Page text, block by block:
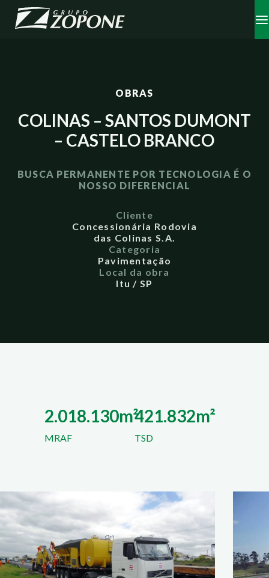
OBRAS
COLINAS – SANTOS DUMONT
– CASTELO BRANCO
BUSCA PERMANENTE POR TECNOLOGIA É O
NOSSO DIFERENCIAL
Cliente
Concessionária Rodovia
das Colinas S.A.
Categoria
Pavimentação
Local da obra
Itu / SP
2.018.130m²
MRAF
421.832m²
TSD